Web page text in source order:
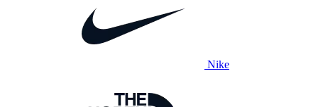
Nike